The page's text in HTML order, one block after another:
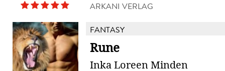
ARKANI VERLAG
FANTASY
Rune
Inka Loreen Minden